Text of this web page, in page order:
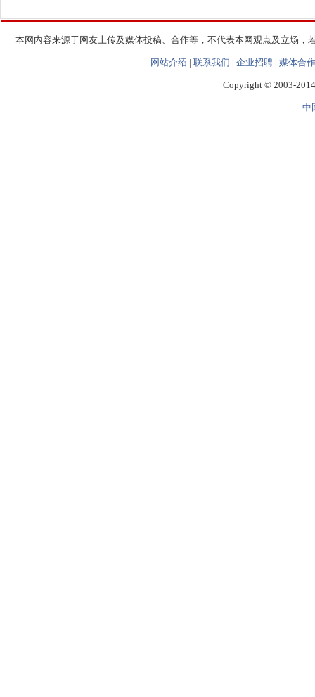
本网内容来源于网友上传及媒体投稿、合作等，不代表本网观点及立场
网站介绍 | 联系我们 | 企业招聘 | 媒体合作
Copyright © 2003-
中